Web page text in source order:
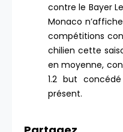
contre le Bayer
Monaco
compétitions
chilien cette
en moyenne,
1.2 but
présent.